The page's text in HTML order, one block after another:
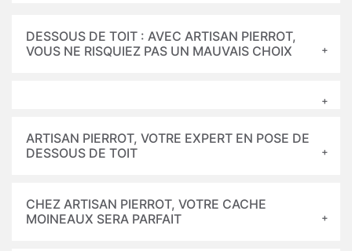
DESSOUS DE TOIT : AVEC ARTISAN PIERROT,
VOUS NE RISQUIEZ PAS UN MAUVAIS CHOIX
ARTISAN PIERROT, VOTRE EXPERT EN POSE DE
DESSOUS DE TOIT
CHEZ ARTISAN PIERROT, VOTRE CACHE
MOINEAUX SERA PARFAIT